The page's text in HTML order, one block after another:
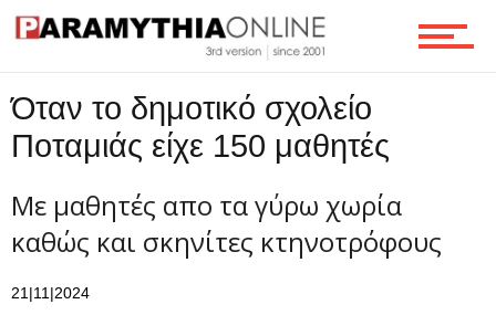
Όταν το δημοτικό σχολείο
Ποταμιάς είχε 150 μαθητές
Με μαθητές απο τα γύρω χωρία
καθώς και σκηνίτες κτηνοτρόφους
21|11|2024